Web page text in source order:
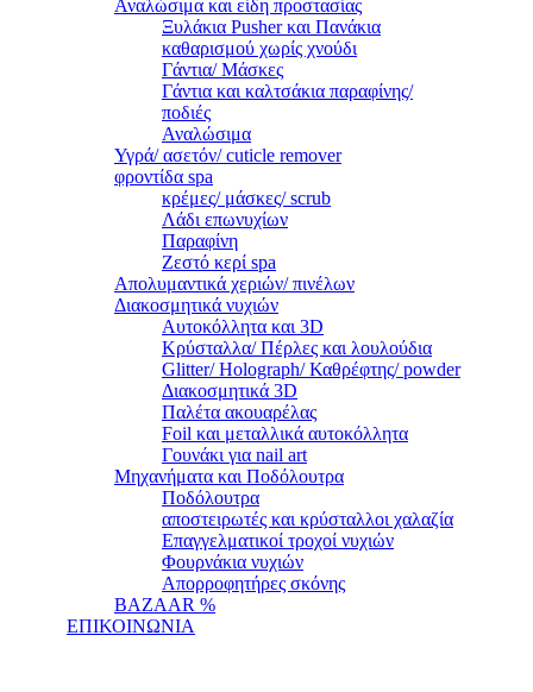
Αναλώσιμα και είδη προστασίας
Ξυλάκια Pusher και Πανάκια
καθαρισμού χωρίς χνούδι
Γάντια/ Μάσκες
Γάντια και καλτσάκια παραφίνης/
ποδιές
Αναλώσιμα
Υγρά/ ασετόν/ cuticle remover
φροντίδα spa
κρέμες/ μάσκες/ scrub
Λάδι επωνυχίων
Παραφίνη
Ζεστό κερί spa
Απολυμαντικά χεριών/ πινέλων
Διακοσμητικά νυχιών
Αυτοκόλλητα και 3D
Κρύσταλλα/ Πέρλες και λουλούδια
Glitter/ Holograph/ Καθρέφτης/ powder
Διακοσμητικά 3D
Παλέτα ακουαρέλας
Foil και μεταλλικά αυτοκόλλητα
Γουνάκι για nail art
Μηχανήματα και Ποδόλουτρα
Ποδόλουτρα
αποστειρωτές και κρύσταλλοι χαλαζία
Επαγγελματικοί τροχοί νυχιών
Φουρνάκια νυχιών
Απορροφητήρες σκόνης
BAZAAR %
ΕΠΙΚΟΙΝΩΝΙΑ